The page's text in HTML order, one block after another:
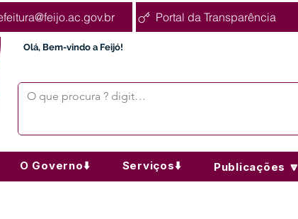
Portal da Transparência
Olá, Bem-vindo a Feijó!
O Governo⬇️ Serviços⬇️ Publicações 🔽